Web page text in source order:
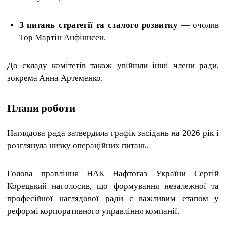
З питань стратегії та сталого розвитку — очолив
Тор Мартін Анфіннсен.
До складу комітетів також увійшли інші члени ради,
зокрема Анна Артеменко.
Плани роботи
Наглядова рада затвердила графік засідань на 2026 рік і
розглянула низку операційних питань.
Голова правління НАК Нафтогаз України Сергій
Корецький наголосив, що формування незалежної та
професійної наглядової ради є важливим етапом у
реформі корпоративного управління компанії.